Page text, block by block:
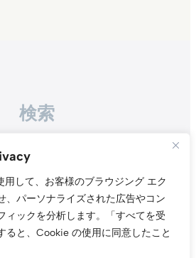
して、お客様のブラウジング エク
、パーソナライズされた広告やコン
ックを分析します。
「すべてを受
ると、Cookie の使用に同意したこと
検索